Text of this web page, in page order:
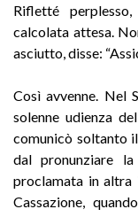
Rifletté
calcolata attesa.
asciutto, disse:
Così avvenne. Nel
solenne udienza
comunicò soltanto
dal pronunziare
proclamata in altra
Cassazione,